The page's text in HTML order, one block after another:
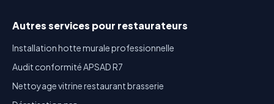
Autres services pour restaurateurs
Installation hotte murale professionnelle
Audit conformité APSAD R7
Nettoyage vitrine restaurant brasserie